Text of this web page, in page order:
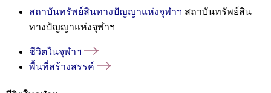
สถาบันทรัพย์สินทางปัญญาแห่งจุฬาฯ สถาบันทรัพย์สิน
ทางปัญญาแห่งจุฬาฯ
ชีวิตในจุฬาฯ
พื้นที่สร้างสรรค์